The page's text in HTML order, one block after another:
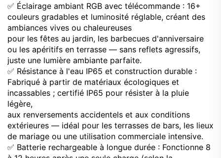
✅ Éclairage ambiant RGB avec télécommande : 16+
couleurs gradables et luminosité réglable, créant des
ambiances vives ou chaleureuses
pour les fêtes au jardin, les barbecues d'anniversaire
ou les apéritifs en terrasse — sans reflets agressifs,
juste une lumière ambiante parfaite.
✅ Résistance à l'eau IP65 et construction durable :
Fabriqué à partir de matériaux écologiques et
incassables ; certifié IP65 pour résister à la pluie
légère,
aux renversements accidentels et aux conditions
extérieures — idéal pour les terrasses de bars, les lieux
de mariage ou une utilisation commerciale intensive.
✅ Batterie rechargeable à longue durée : Fonctionne 8